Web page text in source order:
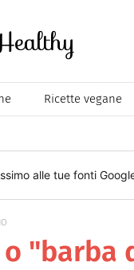
Ricette vegane
alle tue fonti
"barba